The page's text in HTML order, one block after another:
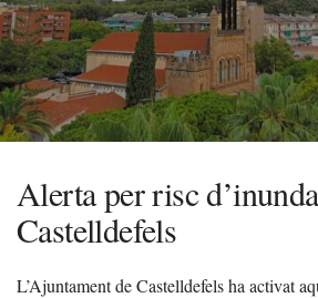
Alerta per risc
Castelldefels
L’Ajuntament de Castelldefels ha activat